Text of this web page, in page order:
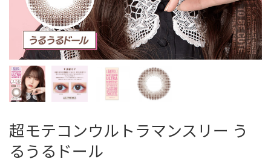
超モテコンウルトラマンスリー う
るうるドール